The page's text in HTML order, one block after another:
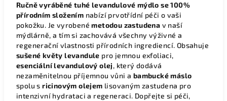
Ručně vyráběné tuhé levandulové mýdlo se 100%
přírodním složením nabízí prvotřídní péči o vaši
pokožku. Je vyrobené metodou zastudena v naší
mýdlárně, a tím si zachovává všechny výživné a
regenerační vlastnosti přírodních ingrediencí. Obsahuje
sušené květy levandule pro jemnou exfoliaci,
esenciální levandulový olej, který dodává
nezaměnitelnou příjemnou vůni a bambucké máslo
spolu sricinovým olejem lisovaným zastudena pro
intenzivní hydrataci a regeneraci. Dopřejte si péči,